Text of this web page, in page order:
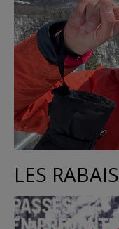
LES RABAIS